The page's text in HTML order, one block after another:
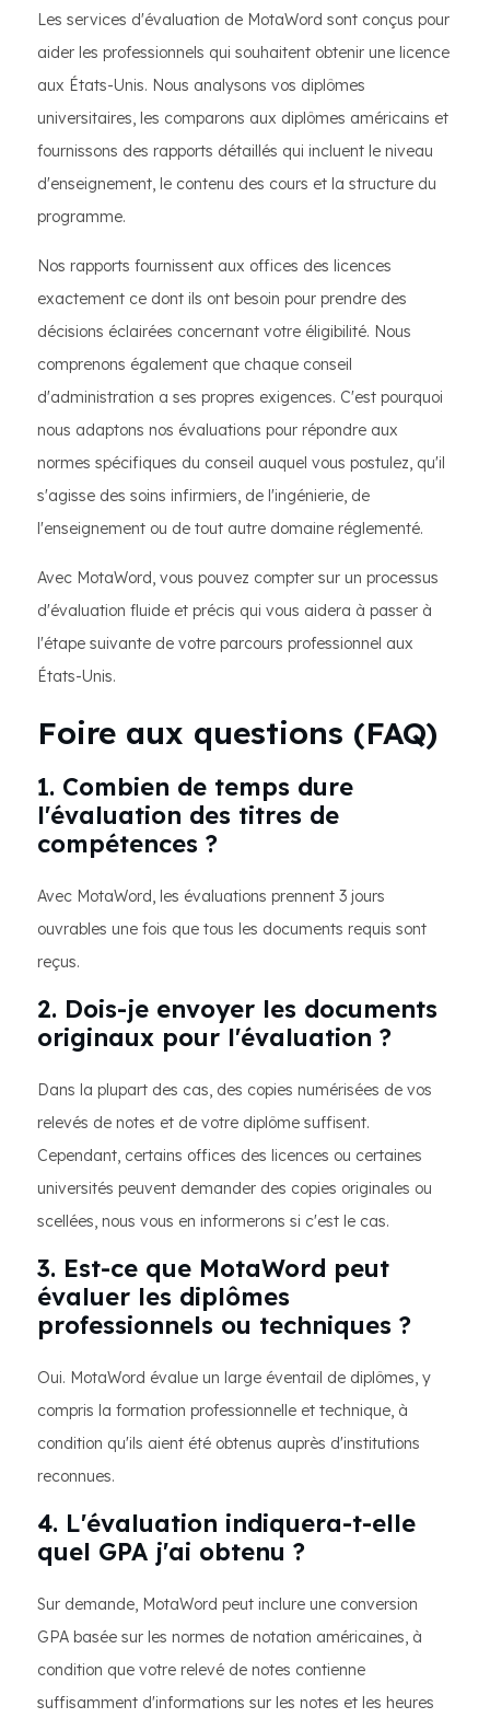
Les services d'évaluation de MotaWord sont conçus pour
aider les professionnels qui souhaitent obtenir une licence
aux États-Unis. Nous analysons vos diplômes
universitaires, les comparons aux diplômes américains et
fournissons des rapports détaillés qui incluent le niveau
d'enseignement, le contenu des cours et la structure du
programme.
Nos rapports fournissent aux offices des licences
exactement ce dont ils ont besoin pour prendre des
décisions éclairées concernant votre éligibilité. Nous
comprenons également que chaque conseil
d'administration a ses propres exigences. C'est pourquoi
nous adaptons nos évaluations pour répondre aux
normes spécifiques du conseil auquel vous postulez, qu'il
s'agisse des soins infirmiers, de l'ingénierie, de
l'enseignement ou de tout autre domaine réglementé.
Avec MotaWord, vous pouvez compter sur un processus
d'évaluation fluide et précis qui vous aidera à passer à
l'étape suivante de votre parcours professionnel aux
États-Unis.
Foire aux questions (FAQ)
1. Combien de temps dure
l'évaluation des titres de
compétences ?
Avec MotaWord, les évaluations prennent 3 jours
ouvrables une fois que tous les documents requis sont
reçus.
2. Dois-je envoyer les documents
originaux pour l'évaluation ?
Dans la plupart des cas, des copies numérisées de vos
relevés de notes et de votre diplôme suffisent.
Cependant, certains offices des licences ou certaines
universités peuvent demander des copies originales ou
scellées, nous vous en informerons si c'est le cas.
3. Est-ce que MotaWord peut
évaluer les diplômes
professionnels ou techniques ?
Oui. MotaWord évalue un large éventail de diplômes, y
compris la formation professionnelle et technique, à
condition qu'ils aient été obtenus auprès d'institutions
reconnues.
4. L'évaluation indiquera-t-elle
quel GPA j'ai obtenu ?
Sur demande, MotaWord peut inclure une conversion
GPA basée sur les normes de notation américaines, à
condition que votre relevé de notes contienne
suffisamment d'informations sur les notes et les heures